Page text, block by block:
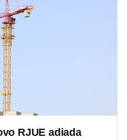
RJUE adiada